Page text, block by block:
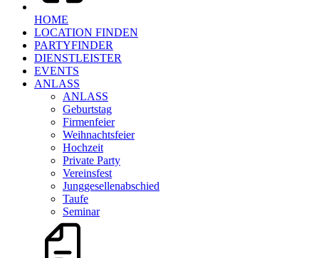
HOME
LOCATION FINDEN
PARTYFINDER
DIENSTLEISTER
EVENTS
ANLASS
ANLASS
Geburtstag
Firmenfeier
Weihnachtsfeier
Hochzeit
Private Party
Vereinsfest
Junggesellenabschied
Taufe
Seminar